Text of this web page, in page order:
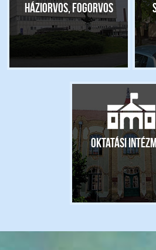
Háziorvos, fogorvos
Oktatási